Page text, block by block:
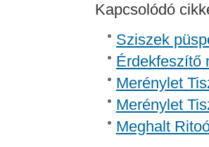
Kapcsolódó
Sziszek
Érdekfeszítő
Merénylet
Merénylet
Meghalt